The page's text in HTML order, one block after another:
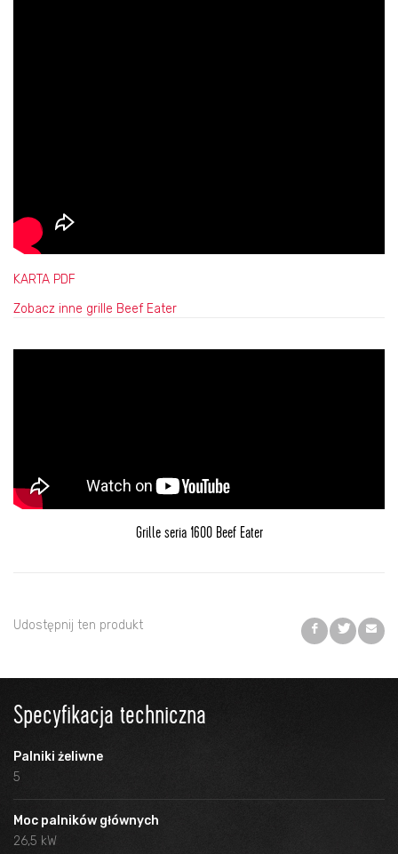
KARTA PDF
Zobacz inne grille Beef Eater
Grille seria 1600 Beef Eater
Udostępnij ten produkt
Specyfikacja techniczna
Palniki żeliwne
5
Moc palników głównych
26,5 kW